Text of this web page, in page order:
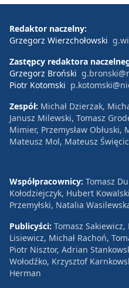
Redaktor naczelny:
Grzegorz Wierzchołowski
Zastępcy redaktora
Grzegorz Broński
Piotr Kotomski
Zespół: Michał Dzierżak,
Janusz Milewski, Tomasz
Mimier, Przemysław Obłuski,
Mateusz Mol, Mateusz
Współpracownicy: Tomasz
Kołodziejczyk, Hubert
Przemyłski, Natalia
Publicyści: Tomasz
Lisiewicz, Michał Rachoń,
Piotr Nisztor, Adrian
Wołodźko, Krzysztof
Herman